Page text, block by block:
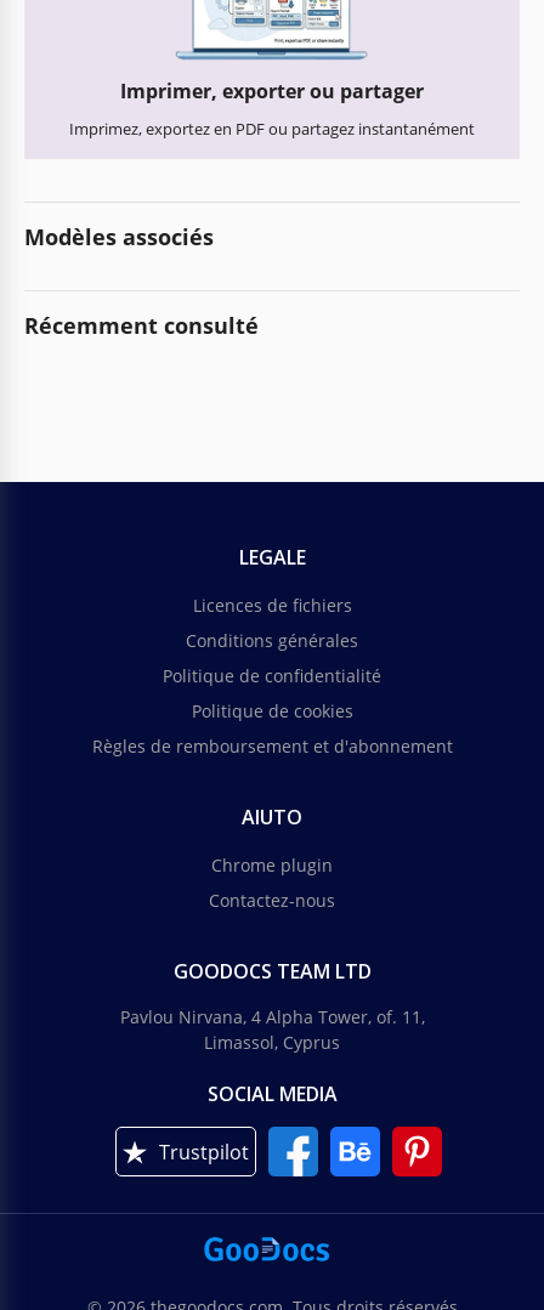
Imprimer, exporter ou partager
Imprimez, exportez en PDF ou partagez instantanément
Modèles associés
Récemment consulté
LEGALE
Licences de fichiers
Conditions générales
Politique de confidentialité
Politique de cookies
Règles de remboursement et d'abonnement
AIUTO
Chrome plugin
Contactez-nous
GOODOCS TEAM LTD
Pavlou Nirvana, 4 Alpha Tower, of. 11,
Limassol, Cyprus
SOCIAL MEDIA
Trustpilot